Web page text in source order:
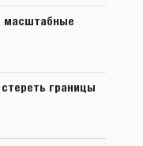
масштабные
границы